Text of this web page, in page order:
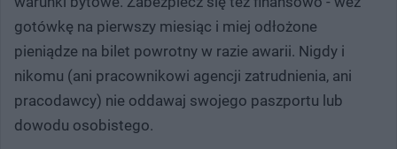
gotówkę na pierwszy miesiąc i miej odłożone
pieniądze na bilet powrotny w razie awarii. Nigdy i
nikomu (ani pracownikowi agencji zatrudnienia, ani
pracodawcy) nie oddawaj swojego paszportu lub
dowodu osobistego.